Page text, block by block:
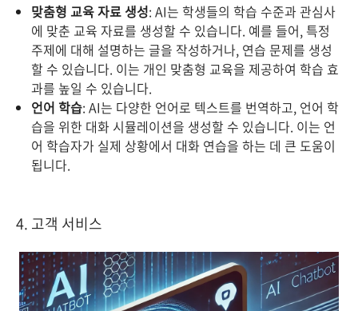
맞춤형 교육 자료 생성: AI는 학생들의 학습 수준과 관심사
에 맞춘 교육 자료를 생성할 수 있습니다. 예를 들어, 특정
주제에 대해 설명하는 글을 작성하거나, 연습 문제를 생성
할 수 있습니다. 이는 개인 맞춤형 교육을 제공하여 학습 효
과를 높일 수 있습니다.
언어 학습: AI는 다양한 언어로 텍스트를 번역하고, 언어 학
습을 위한 대화 시뮬레이션을 생성할 수 있습니다. 이는 언
어 학습자가 실제 상황에서 대화 연습을 하는 데 큰 도움이
됩니다.
4. 고객 서비스